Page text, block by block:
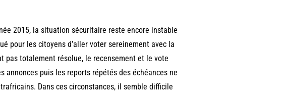
2015, la situation sécuritaire reste encore instable
pour les citoyens d’aller voter sereinement avec la
pas totalement résolue, le recensement et le vote
annonces puis les reports répétés des échéances ne
Dans ces circonstances, il semble difficile